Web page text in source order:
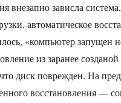
внезапно зависла
автоматическое
«компьютер запущен
из заранее
диск поврежден. На
восстановления —